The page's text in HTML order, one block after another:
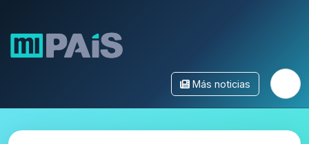
Más noticias